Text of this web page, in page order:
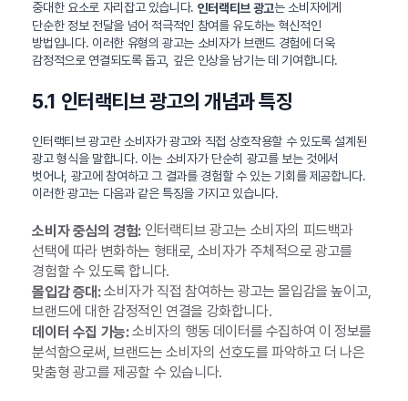
중대한 요소로 자리잡고 있습니다. 인터랙티브 광고는 소비자에게
단순한 정보 전달을 넘어 적극적인 참여를 유도하는 혁신적인
방법입니다. 이러한 유형의 광고는 소비자가 브랜드 경험에 더욱
감정적으로 연결되도록 돕고, 깊은 인상을 남기는 데 기여합니다.
5.1 인터랙티브 광고의 개념과 특징
인터랙티브 광고란 소비자가 광고와 직접 상호작용할 수 있도록 설계된
광고 형식을 말합니다. 이는 소비자가 단순히 광고를 보는 것에서
벗어나, 광고에 참여하고 그 결과를 경험할 수 있는 기회를 제공합니다.
이러한 광고는 다음과 같은 특징을 가지고 있습니다.
소비자 중심의 경험:인터랙티브 광고는 소비자의 피드백과
선택에 따라 변화하는 형태로, 소비자가 주체적으로 광고를
경험할 수 있도록 합니다.
몰입감 증대:소비자가 직접 참여하는 광고는 몰입감을 높이고,
브랜드에 대한 감정적인 연결을 강화합니다.
데이터 수집 가능:소비자의 행동 데이터를 수집하여 이 정보를
분석함으로써, 브랜드는 소비자의 선호도를 파악하고 더 나은
맞춤형 광고를 제공할 수 있습니다.